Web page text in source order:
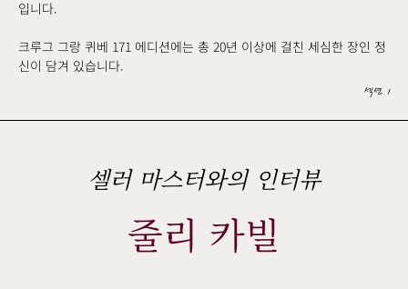
ème
ème
ème
입니다.
크루그 그랑 퀴베 171 에디션에는 총 20년 이상에 걸친 세심한 장인 정
신이 담겨 있습니다.
섹션 1
셀러 마스터와의 인터뷰
줄리 카빌